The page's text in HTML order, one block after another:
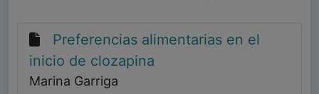
Preferencias alimentarias en el
inicio de clozapina
Marina Garriga